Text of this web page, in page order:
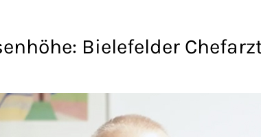
Bielefelder